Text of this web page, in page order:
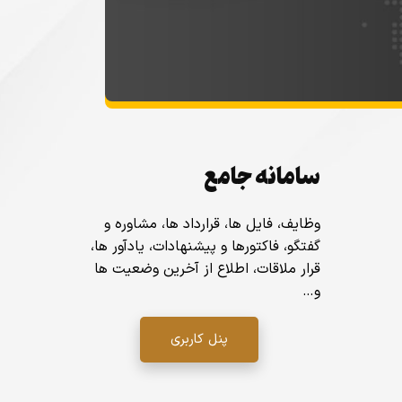
سامانه جامع
وظایف، فایل ها، قرارداد ها، مشاوره و
گفتگو، فاکتورها و پیشنهادات، یادآور ها،
قرار ملاقات، اطلاع از آخرین وضعیت ها
و…
پنل کاربری